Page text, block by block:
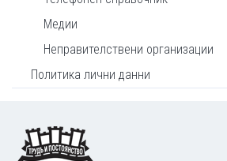
Медии
Неправителствени организации
Политика лични данни
Footer